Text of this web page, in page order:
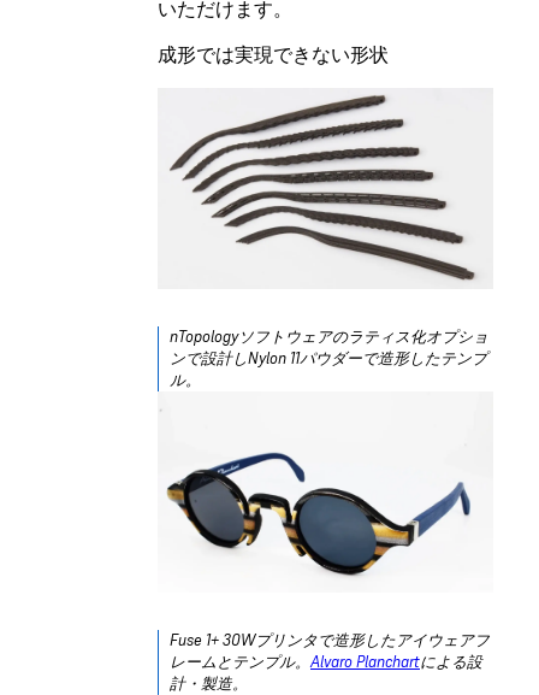
いただけます。
成形では実現できない形状
nTopologyソフトウェアのラティス化オプショ
ンで設計しNylon 11パウダーで造形したテンプ
ル。
Fuse 1+ 30Wプリンタで造形したアイウェアフ
レームとテンプル。Alvaro Planchartによる設
計・製造。